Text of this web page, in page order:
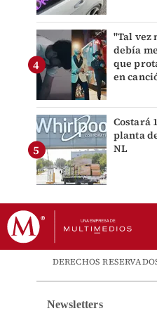
"Tal vez
debía
que
en
Costará
planta
NL
DERECHOS
Newsletters